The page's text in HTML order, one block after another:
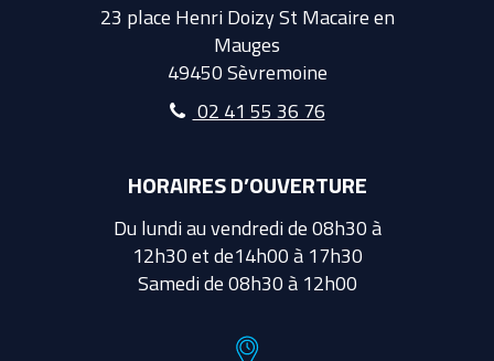
23 place Henri Doizy St Macaire en
Mauges
49450 Sèvremoine
02 41 55 36 76
HORAIRES D’OUVERTURE
Du lundi au vendredi de 08h30 à
12h30 et de14h00 à 17h30
Samedi de 08h30 à 12h00